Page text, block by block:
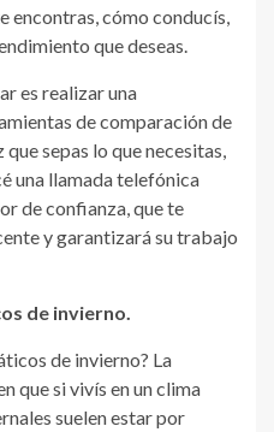
encontras, cómo conducís,
que deseas.
es realizar una
de comparación de
sepas lo que necesitas,
una llamada telefónica
de confianza, que te
y garantizará su trabajo
de invierno.
de invierno? La
que si vivís en un clima
suelen estar por